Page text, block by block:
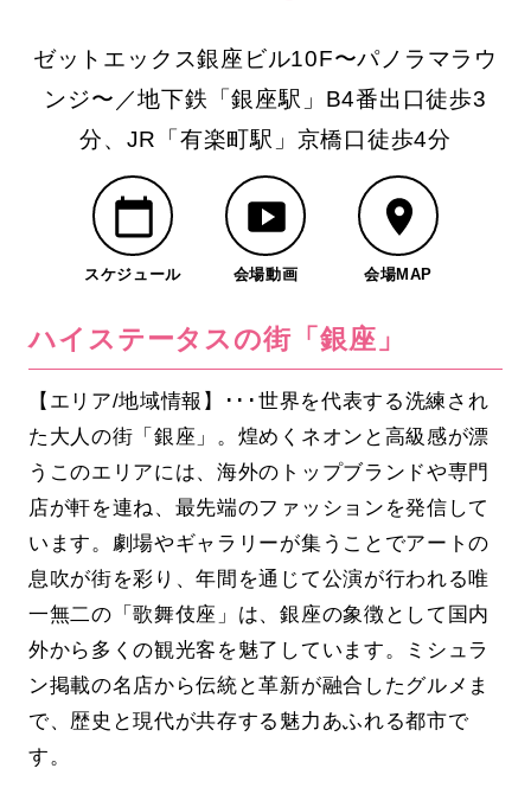
ゼットエックス銀座ビル10F〜パノラマラウ
ンジ〜／地下鉄「銀座駅」B4番出口徒歩3
分、JR「有楽町駅」京橋口徒歩4分
スケジュール 会場動画 会場MAP
ハイステータスの街「銀座」
【エリア/地域情報】･･･世界を代表する洗練され
た大人の街「銀座」。煌めくネオンと高級感が漂
うこのエリアには、海外のトップブランドや専門
店が軒を連ね、最先端のファッションを発信して
います。劇場やギャラリーが集うことでアートの
息吹が街を彩り、年間を通じて公演が行われる唯
一無二の「歌舞伎座」は、銀座の象徴として国内
外から多くの観光客を魅了しています。ミシュラ
ン掲載の名店から伝統と革新が融合したグルメま
で、歴史と現代が共存する魅力あふれる都市で
す。